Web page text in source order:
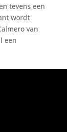
tevens een
wordt
van
een